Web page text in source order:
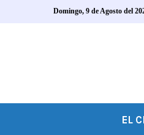
Domingo, 9 de Agosto del
EL